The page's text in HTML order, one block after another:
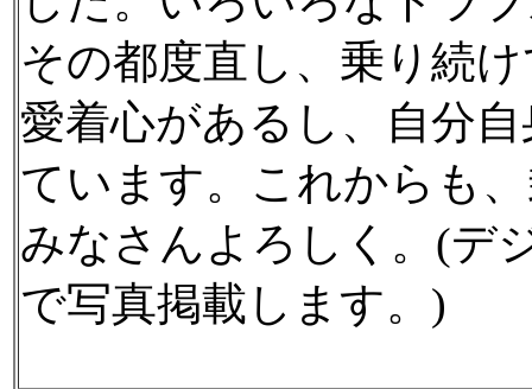
その都度直し、乗り続
愛着心があるし、自分
ています。これからも
みなさんよろしく。(デ
で写真掲載します